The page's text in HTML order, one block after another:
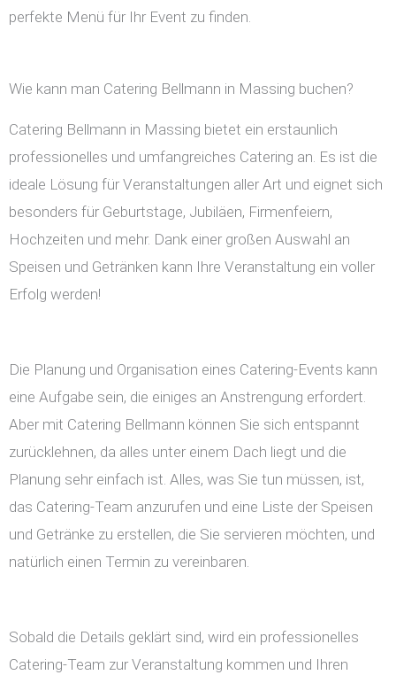
perfekte Menü für Ihr Event zu finden.
Wie kann man Catering Bellmann in Massing buchen?
Catering Bellmann in Massing bietet ein erstaunlich
professionelles und umfangreiches Catering an. Es ist die
ideale Lösung für Veranstaltungen aller Art und eignet sich
besonders für Geburtstage, Jubiläen, Firmenfeiern,
Hochzeiten und mehr. Dank einer großen Auswahl an
Speisen und Getränken kann Ihre Veranstaltung ein voller
Erfolg werden!
Die Planung und Organisation eines Catering-Events kann
eine Aufgabe sein, die einiges an Anstrengung erfordert.
Aber mit Catering Bellmann können Sie sich entspannt
zurücklehnen, da alles unter einem Dach liegt und die
Planung sehr einfach ist. Alles, was Sie tun müssen, ist,
das Catering-Team anzurufen und eine Liste der Speisen
und Getränke zu erstellen, die Sie servieren möchten, und
natürlich einen Termin zu vereinbaren.
Sobald die Details geklärt sind, wird ein professionelles
Catering-Team zur Veranstaltung kommen und Ihren